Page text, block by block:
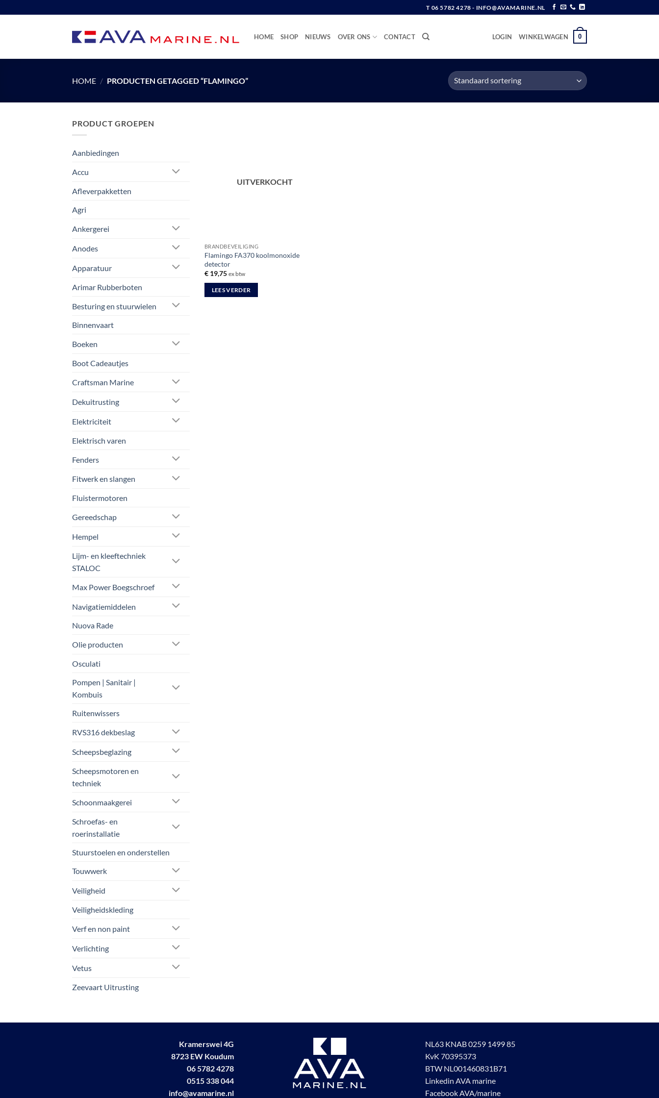
naar
T 06 5782 4278 - INFO@AVAMARINE.NL
HOME SHOP NIEUWS OVER ONS CONTACT LOGIN WINKELWAGEN 0
HOME / PRODUCTEN GETAGGED “FLAMINGO”
PRODUCT GROEPEN
Aanbiedingen
Accu
Afleverpakketten
Agri
Ankergerei
Anodes
Apparatuur
Arimar Rubberboten
Besturing en stuurwielen
Binnenvaart
Boeken
Boot Cadeautjes
Craftsman Marine
Dekuitrusting
Elektriciteit
Elektrisch varen
Fenders
Fitwerk en slangen
Fluistermotoren
Gereedschap
Hempel
Lijm- en kleeftechniek
STALOC
Max Power Boegschroef
Navigatiemiddelen
Nuova Rade
Olie producten
Osculati
Pompen | Sanitair |
Kombuis
Ruitenwissers
RVS316 dekbeslag
Scheepsbeglazing
Scheepsmotoren en
techniek
Schoonmaakgerei
Schroefas- en
roerinstallatie
Stuurstoelen en onderstellen
Touwwerk
Veiligheid
Veiligheidskleding
Verf en non paint
Verlichting
Vetus
Zeevaart Uitrusting
UITVERKOCHT
BRANDBEVEILIGING
Flamingo FA370 koolmonoxide
detector
€19,75 ex btw
LEES VERDER
Kramerswei 4G
8723 EW Koudum
06 5782 4278
0515 338 044
info@avamarine.nl
NL63 KNAB 0259 1499 85
KvK 70395373
BTW NL001460831B71
Linkedin AVA marine
Facebook AVA/marine